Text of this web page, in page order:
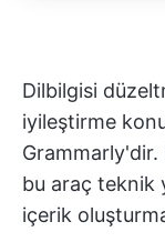
Dilbilgisi
iyileştirme
bu araç teknik
içerik